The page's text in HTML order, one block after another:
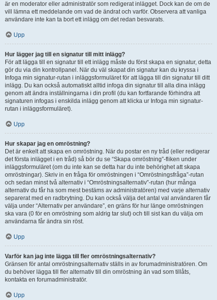
är en moderator eller administratör som redigerat inlägget. Dock kan de om de
vill lämna ett meddelande om vad de ändrat och varför. Observera att vanliga
användare inte kan ta bort ett inlägg om det redan besvarats.
Upp
Hur lägger jag till en signatur till mitt inlägg?
För att lägga till en signatur till ett inlägg måste du först skapa en signatur, detta
gör du via din kontrollpanel. När du väl skapat din signatur kan du kryssa i
Infoga min signatur-rutan i inläggsformuläret för att lägga till din signatur till ditt
inlägg. Du kan också automatiskt alltid infoga din signatur till alla dina inlägg
genom att ändra inställningarna i din profil (du kan fortfarande förhindra att
signaturen infogas i enskilda inlägg genom att klicka ur Infoga min signatur-
rutan i inläggsformuläret).
Upp
Hur skapar jag en omröstning?
Det är enkelt att skapa en omröstning. När du postar en ny tråd (eller redigerar
det första inlägget i en tråd) så bör du se “Skapa omröstning”-fliken under
inläggsformuläret (om du inte kan se detta har du inte behörighet att skapa
omröstningar). Skriv in en fråga för omröstningen i “Omröstningsfråga”-rutan
och sedan minst två alternativ i “Omröstningsalternativ”-rutan (hur många
alternativ du får ha som mest bestäms av administratören) med varje alternativ
separerat med en radbrytning. Du kan också välja det antal val användaren får
välja under “Alternativ per användare”, en gräns för hur länge omröstningen
ska vara (0 för en omröstning som aldrig tar slut) och till sist kan du välja om
användarna får ändra sin röst.
Upp
Varför kan jag inte lägga till fler omröstningsalternativ?
Gränsen för antal omröstningsalternativ ställs in av forumadministratören. Om
du behöver lägga till fler alternativ till din omröstning än vad som tillåts,
kontakta en forumadministratör.
Upp